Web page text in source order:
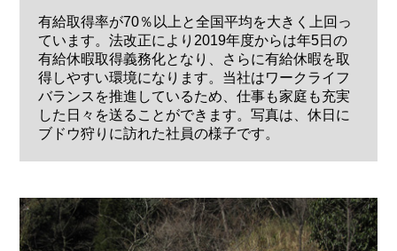
有給取得率が70％以上と全国平均を大きく上回っ
ています。法改正により2019年度からは年5日の
有給休暇取得義務化となり、さらに有給休暇を取
得しやすい環境になります。当社はワークライフ
バランスを推進しているため、仕事も家庭も充実
した日々を送ることができます。写真は、休日に
ブドウ狩りに訪れた社員の様子です。